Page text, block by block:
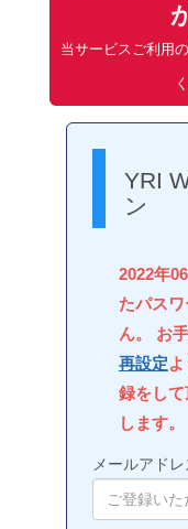
当サービスご利用
YRI
ン
2022年
たパス
ん。 お
再設定
録をし
します。
メールアドレ